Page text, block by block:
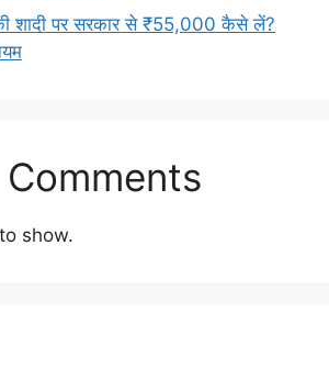
शादी पर सरकार से ₹55,000 कैसे लें?
show.